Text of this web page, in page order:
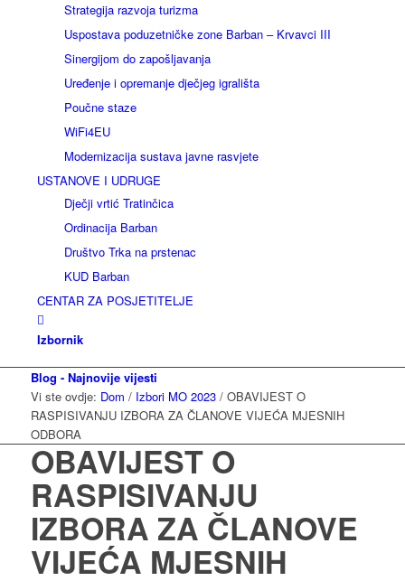
Strategija razvoja turizma
Uspostava poduzetničke zone Barban – Krvavci III
Sinergijom do zapošljavanja
Uređenje i opremanje dječjeg igrališta
Poučne staze
WiFi4EU
Modernizacija sustava javne rasvjete
USTANOVE I UDRUGE
Dječji vrtić Tratinčica
Ordinacija Barban
Društvo Trka na prstenac
KUD Barban
CENTAR ZA POSJETITELJE
Izbornik
Blog - Najnovije vijesti
Vi ste ovdje: Dom / Izbori MO 2023 / OBAVIJEST O
RASPISIVANJU IZBORA ZA ČLANOVE VIJEĆA MJESNIH
ODBORA
OBAVIJEST O
RASPISIVANJU
IZBORA ZA ČLANOVE
VIJEĆA MJESNIH